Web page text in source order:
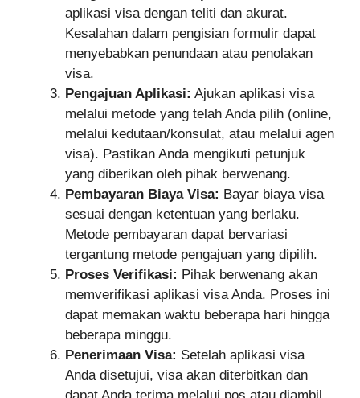
aplikasi visa dengan teliti dan akurat.
Kesalahan dalam pengisian formulir dapat
menyebabkan penundaan atau penolakan
visa.
Pengajuan Aplikasi: Ajukan aplikasi visa
melalui metode yang telah Anda pilih (online,
melalui kedutaan/konsulat, atau melalui agen
visa). Pastikan Anda mengikuti petunjuk
yang diberikan oleh pihak berwenang.
Pembayaran Biaya Visa: Bayar biaya visa
sesuai dengan ketentuan yang berlaku.
Metode pembayaran dapat bervariasi
tergantung metode pengajuan yang dipilih.
Proses Verifikasi: Pihak berwenang akan
memverifikasi aplikasi visa Anda. Proses ini
dapat memakan waktu beberapa hari hingga
beberapa minggu.
Penerimaan Visa: Setelah aplikasi visa
Anda disetujui, visa akan diterbitkan dan